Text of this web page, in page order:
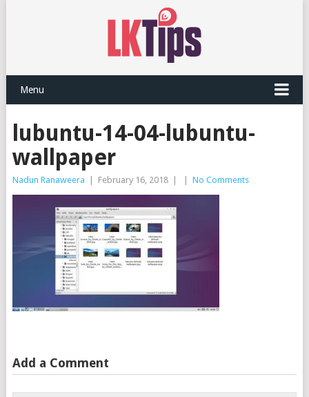
Menu
lubuntu-14-04-lubuntu-
wallpaper
Nadun Ranaweera February 16, 2018 No Comments
Add a Comment